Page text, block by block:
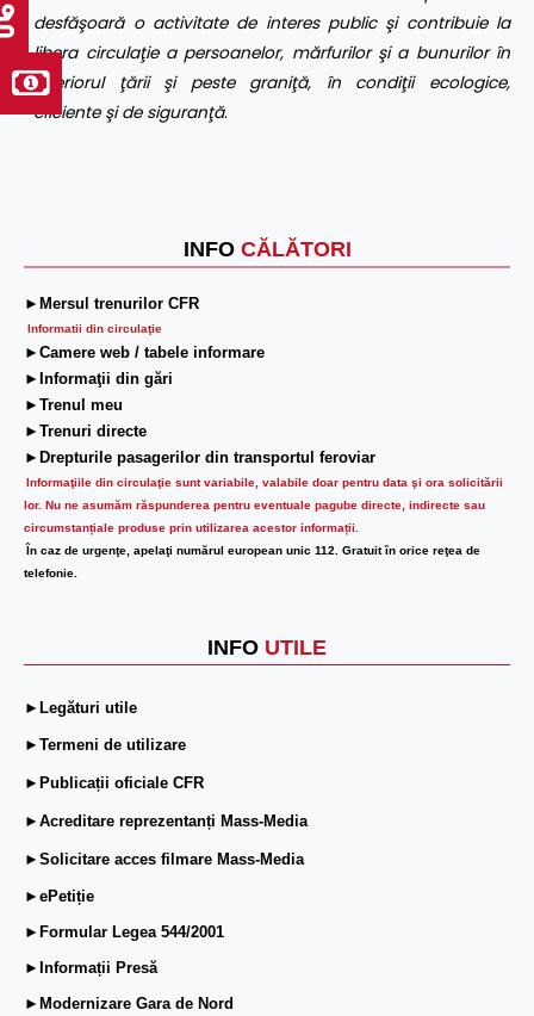
INFO CĂLĂTORI
►Mersul trenurilor CFR
Informatii din circulaţie
►Camere web / tabele informare
►Informaţii din gări
►Trenul meu
►Trenuri directe
►Drepturile pasagerilor din transportul feroviar
Informaţiile din circulaţie sunt variabile, valabile doar pentru data şi ora solicitării
lor. Nu ne asumăm răspunderea pentru eventuale pagube directe, indirecte sau
circumstanțiale produse prin utilizarea acestor informații.
În caz de urgenţe, apelaţi numărul european unic 112. Gratuit în orice reţea de
telefonie.
INFO UTILE
►Legături utile
►Termeni de utilizare
►Publicații oficiale CFR
►Acreditare reprezentanți Mass-Media
►Solicitare acces filmare Mass-Media
►ePetiție
►Formular Legea 544/2001
►Informații Presă
►Modernizare Gara de Nord
desfăşoară o activitate de interes public şi contribuie la
libera circulaţie a persoanelor, mărfurilor şi a bunurilor în
interiorul ţării şi peste graniţă, în condiţii ecologice,
eficiente şi de siguranţă.